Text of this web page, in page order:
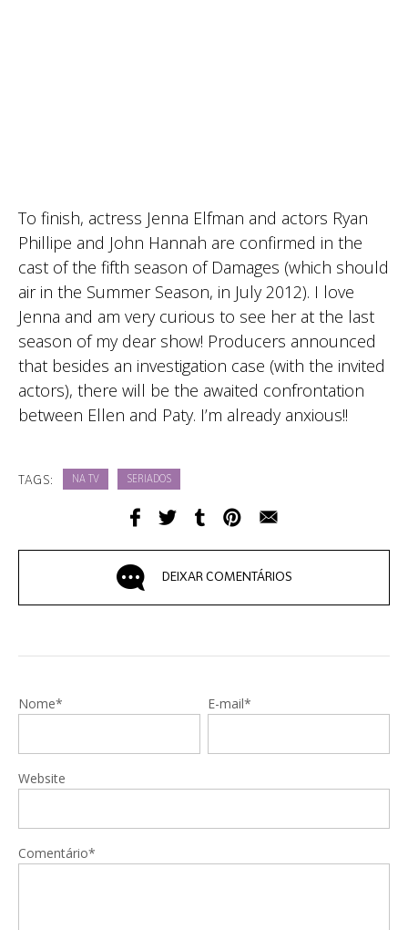
To finish, actress Jenna Elfman and actors Ryan
Phillipe and John Hannah are confirmed in the
cast of the fifth season of Damages (which should
air in the Summer Season, in July 2012). I love
Jenna and am very curious to see her at the last
season of my dear show! Producers announced
that besides an investigation case (with the invited
actors), there will be the awaited confrontation
between Ellen and Paty. I’m already anxious!!
TAGS: NA TV SERIADOS
DEIXAR COMENTÁRIOS
Nome* E-mail*
Website
Comentário*